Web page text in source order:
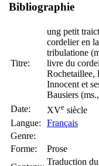
Bibliographie
Titre:
ung petit
cordelier en
tribulatione
livre du
Rochetaillee,
Innocent et
Bausiers
Date:
XVe siècle
Langue:
Français
Genre:
Forme:
Prose
Traduction du